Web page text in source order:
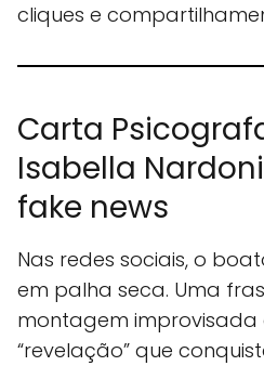
cliques e
Carta
Isabella
fake news
Nas redes sociais, o
em palha seca. Uma
montagem improvisada
“revelação” que